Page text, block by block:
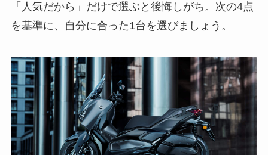
「人気だから」だけで選ぶと後悔しがち。次の4点
を基準に、自分に合った1台を選びましょう。